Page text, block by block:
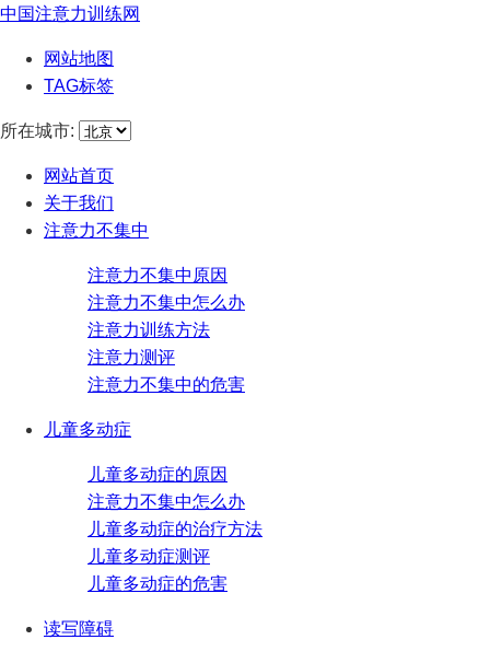
中国注意力训练网
网站地图
TAG标签
所在城市:
网站首页
关于我们
注意力不集中
注意力不集中原因
注意力不集中怎么办
注意力训练方法
注意力测评
注意力不集中的危害
儿童多动症
儿童多动症的原因
注意力不集中怎么办
儿童多动症的治疗方法
儿童多动症测评
儿童多动症的危害
读写障碍